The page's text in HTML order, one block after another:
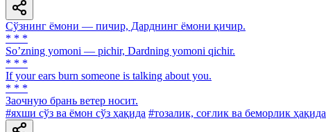
Сўзнинг ёмони — пичир, Дарднинг ёмони қичир.
* * *
Soʼzning yomoni — pichir, Dardning yomoni qichir.
* * *
If your ears burn someone is talking about you.
* * *
Заочную брань ветер носит.
#яхши сўз ва ёмон сўз ҳақида #тозалик, соғлик ва беморлик ҳақида